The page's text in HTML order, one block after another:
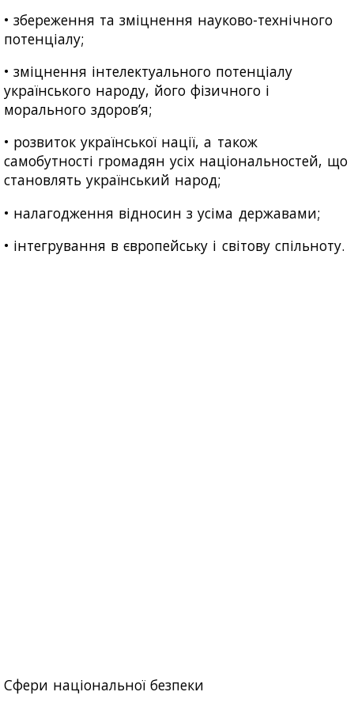
• збереження та зміцнення науково-технічного
потенціалу;
• зміцнення інтелектуального потенціалу
українського народу, його фізичного і
морального здоров’я;
• розвиток української нації, а також
самобутності громадян усіх національностей, що
становлять український народ;
• налагодження відносин з усіма державами;
• інтегрування в європейську і світову спільноту.
Сфери національної безпеки